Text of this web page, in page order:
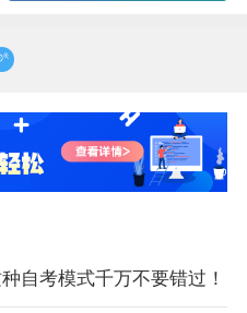
自考模式千万不要错过！